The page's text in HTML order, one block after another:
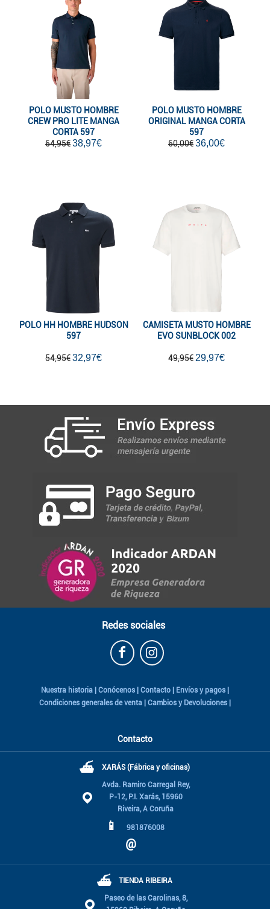
POLO MUSTO HOMBRE
CREW PRO LITE MANGA
CORTA 597
64,95€38,97€
POLO MUSTO HOMBRE
ORIGINAL MANGA CORTA
597
60,00€36,00€
POLO HH HOMBRE HUDSON
597
54,95€32,97€
CAMISETA MUSTO HOMBRE
EVO SUNBLOCK 002
49,95€ 29,97€
Redes sociales
Nuestra historia | Conócenos | Contacto | Envíos y pagos |
Condiciones generales de venta | Cambios y Devoluciones |
Contacto
⛴ XARÁS (Fábrica y oficinas)
Avda. Ramiro Carregal Rey,
P-12, P.I. Xarás, 15960
Riveira, A Coruña
📱 981876008
@
⛴ TIENDA RIBEIRA
Paseo de las Carolinas, 8,